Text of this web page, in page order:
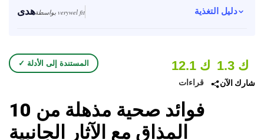
هدى بواسطة verywel fit دليل التغذية
✓ المستندة إلى الأدلة 12.1 ك
قراءات
1.3 ك
شارك الآن
10 فوائد صحية مذهلة من
المذاق مع الآثار الجانبية